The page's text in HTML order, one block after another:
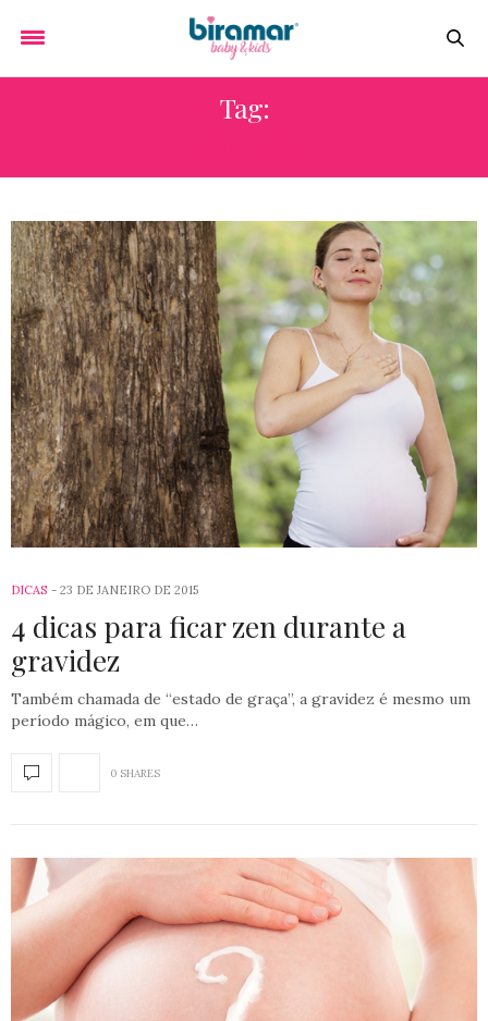
Tag:
DICAS 23 DE JANEIRO DE 2015
4 dicas para ficar zen durante a
gravidez
Também chamada de “estado de graça”, a gravidez é mesmo um
período mágico, em que…
0 SHARES